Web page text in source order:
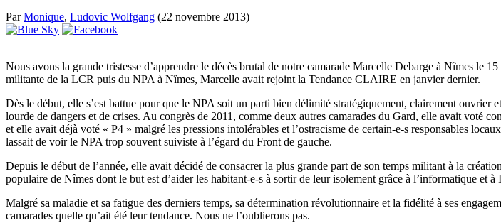
ParMonique, Ludovic Wolfgang (22 novembre 2013)
Nous avons la grande tristesse d’apprendre le décès brutal de notre camarade Marcelle Debarge à Nîmes le
militante de la LCR puis du NPA à Nîmes, Marcelle avait rejoint la Tendance CLAIRE en janvier dernier.
Dès le début, elle s’est battue pour que le NPA soit un parti bien délimité stratégiquement, clairement
lourde de dangers et de crises. Au congrès de 2011, comme deux autres camarades du Gard, elle avait
et elle avait déjà voté « P4 » malgré les pressions intolérables et l’ostracisme de certain-e-s responsables
lassait de voir le NPA trop souvent suiviste à l’égard du Front de gauche.
Depuis le début de l’année, elle avait décidé de consacrer la plus grande part de son temps militant à la
populaire de Nîmes dont le but est d’aider les habitant-e-s à sortir de leur isolement grâce à l’informatique et
Malgré sa maladie et sa fatigue des derniers temps, sa détermination révolutionnaire et la fidélité à ses
camarades quelle qu’ait été leur tendance. Nous ne l’oublierons pas.